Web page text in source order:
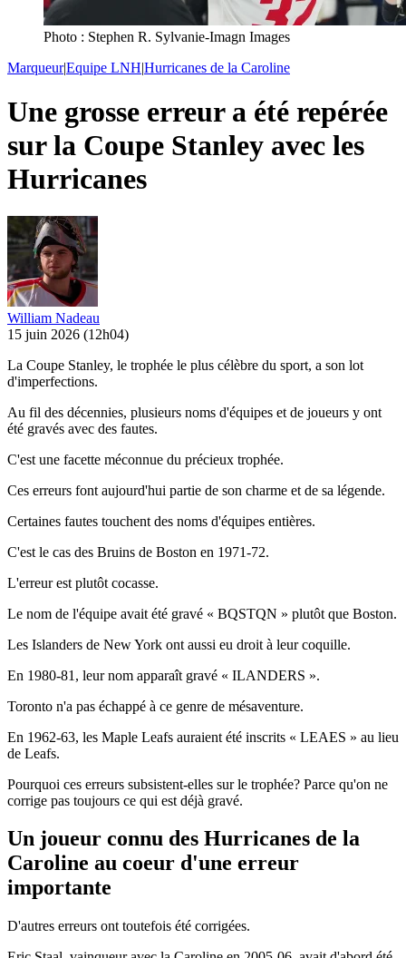
Photo : Stephen R. Sylvanie-Imagn Images
Marqueur|Equipe LNH|Hurricanes de la Caroline
Une grosse erreur a été repérée
sur la Coupe Stanley avec les
Hurricanes
William Nadeau
15 juin 2026 (12h04)
La Coupe Stanley, le trophée le plus célèbre du sport, a son lot
d'imperfections.
Au fil des décennies, plusieurs noms d'équipes et de joueurs y ont
été gravés avec des fautes.
C'est une facette méconnue du précieux trophée.
Ces erreurs font aujourd'hui partie de son charme et de sa légende.
Certaines fautes touchent des noms d'équipes entières.
C'est le cas des Bruins de Boston en 1971-72.
L'erreur est plutôt cocasse.
Le nom de l'équipe avait été gravé « BQSTQN » plutôt que Boston.
Les Islanders de New York ont aussi eu droit à leur coquille.
En 1980-81, leur nom apparaît gravé « ILANDERS ».
Toronto n'a pas échappé à ce genre de mésaventure.
En 1962-63, les Maple Leafs auraient été inscrits « LEAES » au lieu
de Leafs.
Pourquoi ces erreurs subsistent-elles sur le trophée? Parce qu'on ne
corrige pas toujours ce qui est déjà gravé.
Un joueur connu des Hurricanes de la
Caroline au coeur d'une erreur
importante
D'autres erreurs ont toutefois été corrigées.